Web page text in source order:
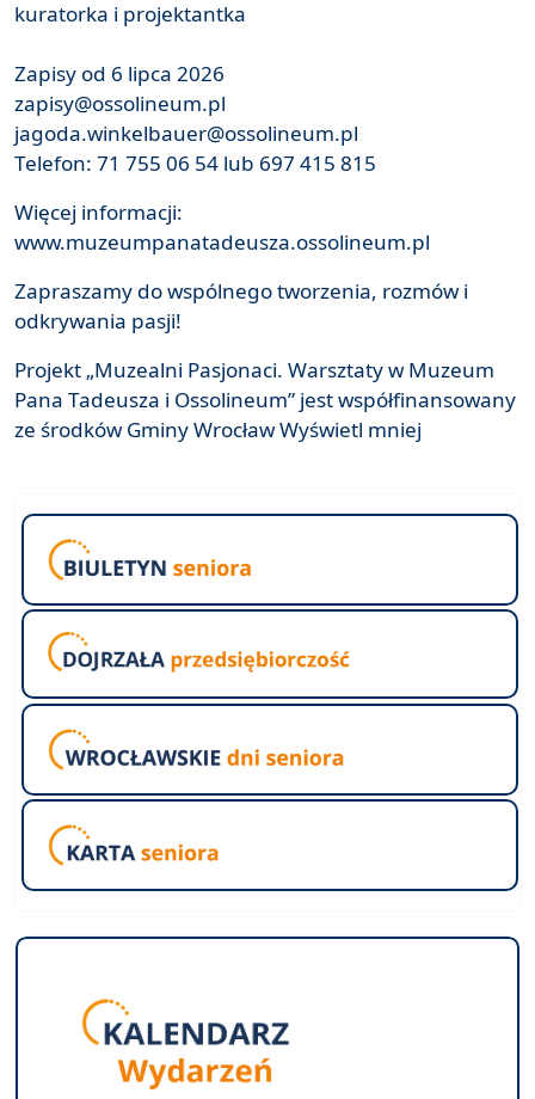
kuratorka i projektantka
Zapisy od 6 lipca 2026
zapisy@ossolineum.pl
jagoda.winkelbauer@ossolineum.pl
Telefon: 71 755 06 54 lub 697 415 815
Więcej informacji:
www.muzeumpanatadeusza.ossolineum.pl
Zapraszamy do wspólnego tworzenia, rozmów i
odkrywania pasji!
Projekt „Muzealni Pasjonaci. Warsztaty w Muzeum
Pana Tadeusza i Ossolineum” jest współfinansowany
ze środków Gminy Wrocław Wyświetl mniej